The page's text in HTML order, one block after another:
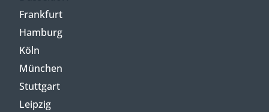
Frankfurt
Hamburg
Köln
München
Stuttgart
Leipzig